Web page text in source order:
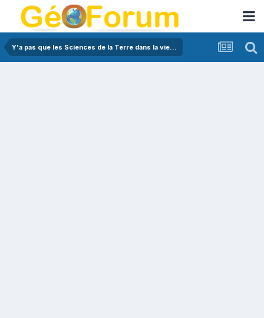
Y'a pas que les Sciences de la Terre dans la vie...